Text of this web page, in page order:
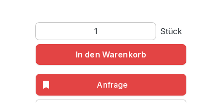
Produkt Anzahl: Gib den gewünschten Wert ein
Stück
In den Warenkorb